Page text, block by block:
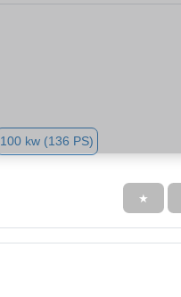
100 kw (136 PS)
★